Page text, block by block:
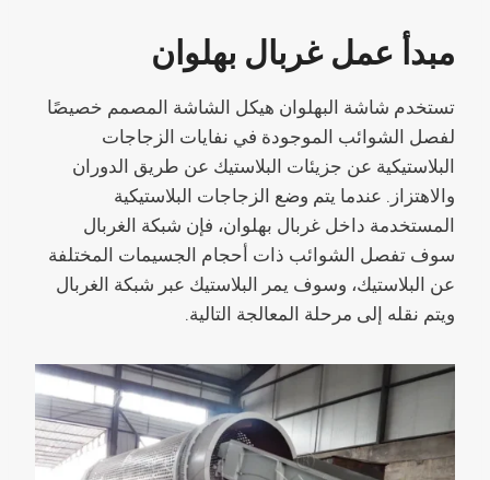
مبدأ عمل غربال بهلوان
تستخدم شاشة البهلوان هيكل الشاشة المصمم خصيصًا
لفصل الشوائب الموجودة في نفايات الزجاجات
البلاستيكية عن جزيئات البلاستيك عن طريق الدوران
والاهتزاز. عندما يتم وضع الزجاجات البلاستيكية
المستخدمة داخل غربال بهلوان، فإن شبكة الغربال
سوف تفصل الشوائب ذات أحجام الجسيمات المختلفة
عن البلاستيك، وسوف يمر البلاستيك عبر شبكة الغربال
ويتم نقله إلى مرحلة المعالجة التالية.